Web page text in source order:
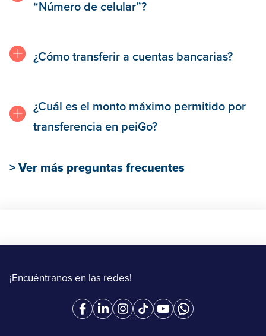
“Número de celular”?
¿Cómo transferir a cuentas bancarias?
¿Cuál es el monto máximo permitido por
transferencia en peiGo?
> Ver más preguntas frecuentes
¡Encuéntranos en las redes!